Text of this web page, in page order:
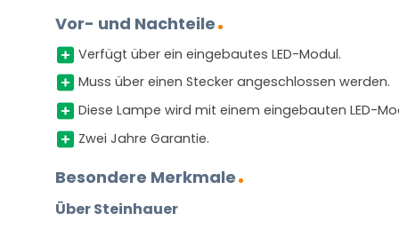
Vor- und Nachteile
Verfügt über ein eingebautes LED-Modul.
Muss über einen Stecker angeschlossen werden.
Diese Lampe wird mit einem eingebauten LED-
Zwei Jahre Garantie.
Besondere Merkmale
Über Steinhauer